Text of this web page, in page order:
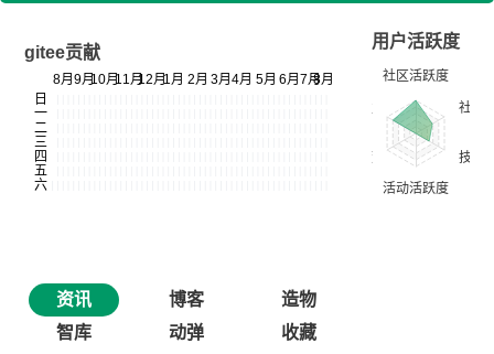
gitee贡献
用户活跃度
资讯 博客
造物
智库
动弹 收藏